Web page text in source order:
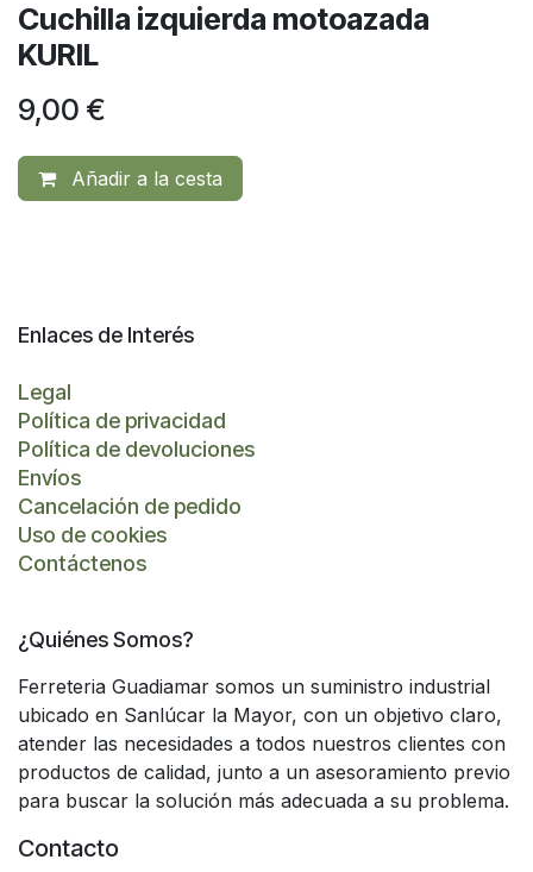
Cuchilla izquierda motoazada
KURIL
9,00 €
Añadir a la cesta
Enlaces de Interés
Legal
Política de privacidad
Política de devoluciones
Envíos
Cancelación de pedido
Uso de cookies
Contáctenos
¿Quiénes Somos?
Ferreteria Guadiamar somos un suministro industrial
ubicado en Sanlúcar la Mayor, con un objetivo claro,
atender las necesidades a todos nuestros clientes con
productos de calidad, junto a un asesoramiento previo
para buscar la solución más adecuada a su problema.
Contacto